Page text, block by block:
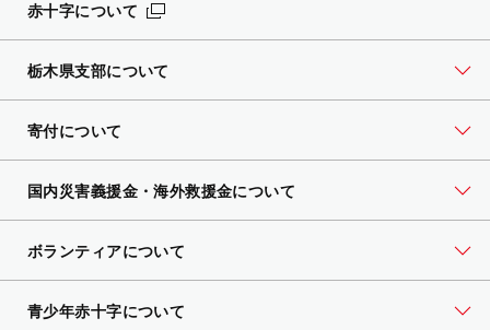
赤十字について
栃木県支部について
寄付について
国内災害義援金・海外救援金について
ボランティアについて
青少年赤十字について